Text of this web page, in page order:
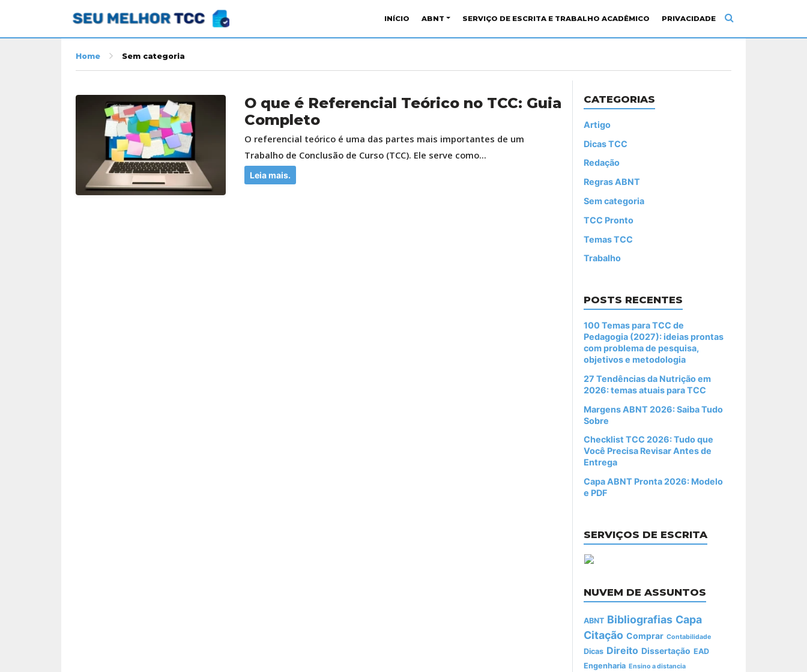
INÍCIO ABNT SERVIÇO DE ESCRITA E TRABALHO ACADÊMICO PRIVACIDADE
Home Sem categoria
O que é Referencial Teórico no TCC: Guia
Completo
O referencial teórico é uma das partes mais importantes de um
Trabalho de Conclusão de Curso (TCC). Ele serve como...
Leia mais.
CATEGORIAS
Artigo
Dicas TCC
Redação
Regras ABNT
Sem categoria
TCC Pronto
Temas TCC
Trabalho
POSTS RECENTES
100 Temas para TCC de
Pedagogia (2027): ideias prontas
com problema de pesquisa,
objetivos e metodologia
27 Tendências da Nutrição em
2026: temas atuais para TCC
Margens ABNT 2026: Saiba Tudo
Sobre
Checklist TCC 2026: Tudo que
Você Precisa Revisar Antes de
Entrega
Capa ABNT Pronta 2026: Modelo
e PDF
SERVIÇOS DE ESCRITA
NUVEM DE ASSUNTOS
ABNT Bibliografias Capa
Citação Comprar Contabilidade
Dicas Direito Dissertação EAD
Engenharia Ensino a distancia